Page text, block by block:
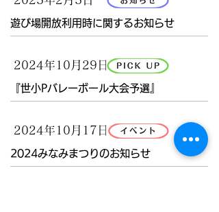
遊び場開放利用時に関するお知らせ
2024年10月29日
『世小Pバレーボール大会予選』
2024年10月17日
2024みなみまつりのお知らせ